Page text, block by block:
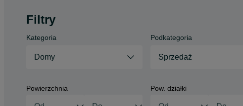
Filtry
Kategoria
Domy
Podkategoria
Sprzedaż
Powierzchnia Pow. działki